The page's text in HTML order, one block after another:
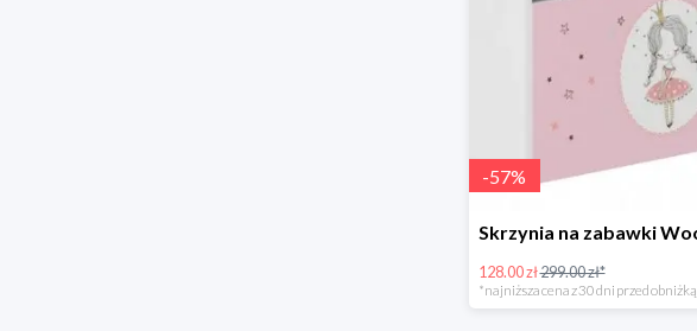
-57%
128.00 zł299.00 zł*
*najniższa cena z 30 dni przed obniżką